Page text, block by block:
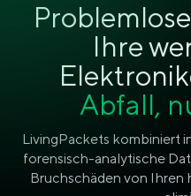
Ihre
Abfall,
LivingPackets kombiniert
forensisch-analytische
Bruchschäden von Ihren